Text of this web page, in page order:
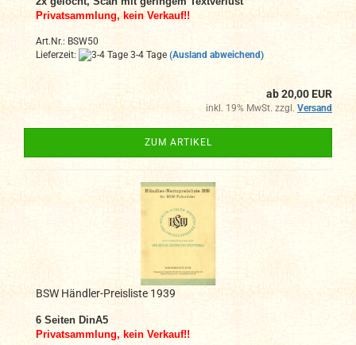
Privatsammlung, kein Verkauf!!
Art.Nr.: BSW50
Lieferzeit:
3-4 Tage (Ausland abweichend)
ab 20,00 EUR
inkl. 19% MwSt. zzgl. Versand
ZUM ARTIKEL
BSW Händler-Preisliste 1939
6 Seiten DinA5
Privatsammlung, kein Verkauf!!